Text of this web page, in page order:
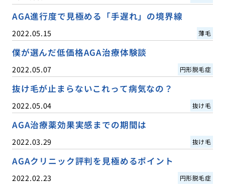
AGA進行度で見極める「手遅れ」の境界線
2022.05.15 薄毛
僕が選んだ低価格AGA治療体験談
2022.05.07 円形脱毛症
抜け毛が止まらないこれって病気なの？
2022.05.04 抜け毛
AGA治療薬効果実感までの期間は
2022.03.29 抜け毛
AGAクリニック評判を見極めるポイント
2022.02.23 円形脱毛症